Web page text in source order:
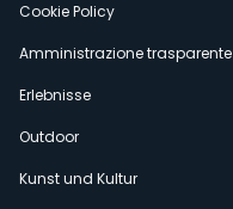
Cookie Policy
Amministrazione trasparente
Erlebnisse
Outdoor
Kunst und Kultur